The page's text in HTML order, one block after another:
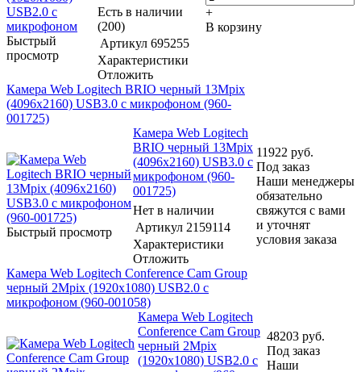
Быстрый
просмотр
Есть в наличии
(200)
Артикул 695255
Характеристики
Отложить
+
В корзину
Камера Web Logitech BRIO черный 13Mpix
(4096x2160) USB3.0 с микрофоном (960-
001725)
Быстрый просмотр
Камера Web Logitech
BRIO черный 13Mpix
(4096x2160) USB3.0 с
микрофоном (960-
001725)
Нет в наличии
Артикул 2159114
Характеристики
Отложить
11922 руб.
Под заказ
Наши менеджеры
обязательно
свяжутся с вами
и уточнят
условия заказа
Камера Web Logitech Conference Cam Group
черный 2Mpix (1920x1080) USB2.0 с
микрофоном (960-001058)
Камера Web Logitech
Conference Cam Group
черный 2Mpix
(1920x1080) USB2.0 с
48203 руб.
Под заказ
Наши